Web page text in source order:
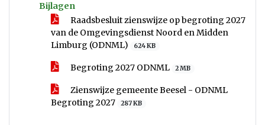
Bijlagen
Raadsbesluit zienswijze op begroting 2027
van de Omgevingsdienst Noord en Midden
Limburg (ODNML)
624 KB
Begroting 2027 ODNML 2 MB
Zienswijze gemeente Beesel - ODNML
Begroting 2027
287 KB